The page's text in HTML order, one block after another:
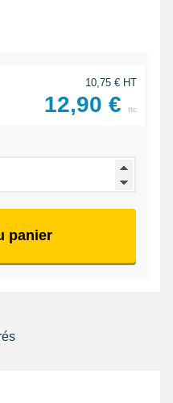
10,75 € HT
12,90 € ttc
panier